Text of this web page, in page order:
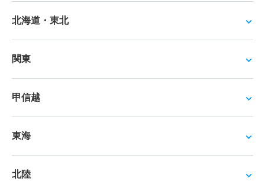
北海道・東北
関東
甲信越
東海
北陸